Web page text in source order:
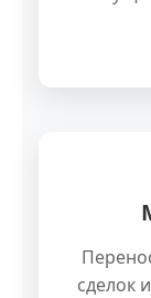
сделок